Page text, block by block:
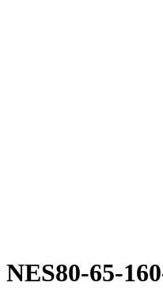
NES80-65-